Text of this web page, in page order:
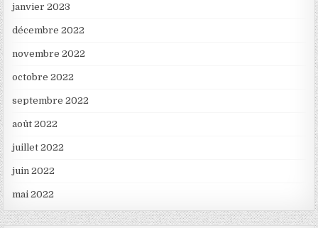
janvier 2023
décembre 2022
novembre 2022
octobre 2022
septembre 2022
août 2022
juillet 2022
juin 2022
mai 2022